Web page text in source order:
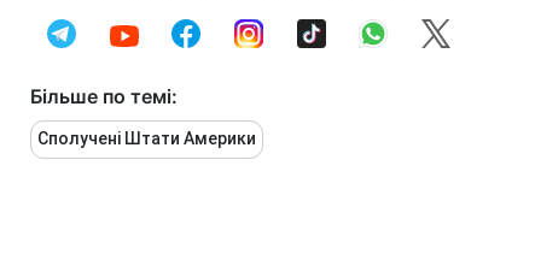
Більше по темі:
Сполучені Штати Америки